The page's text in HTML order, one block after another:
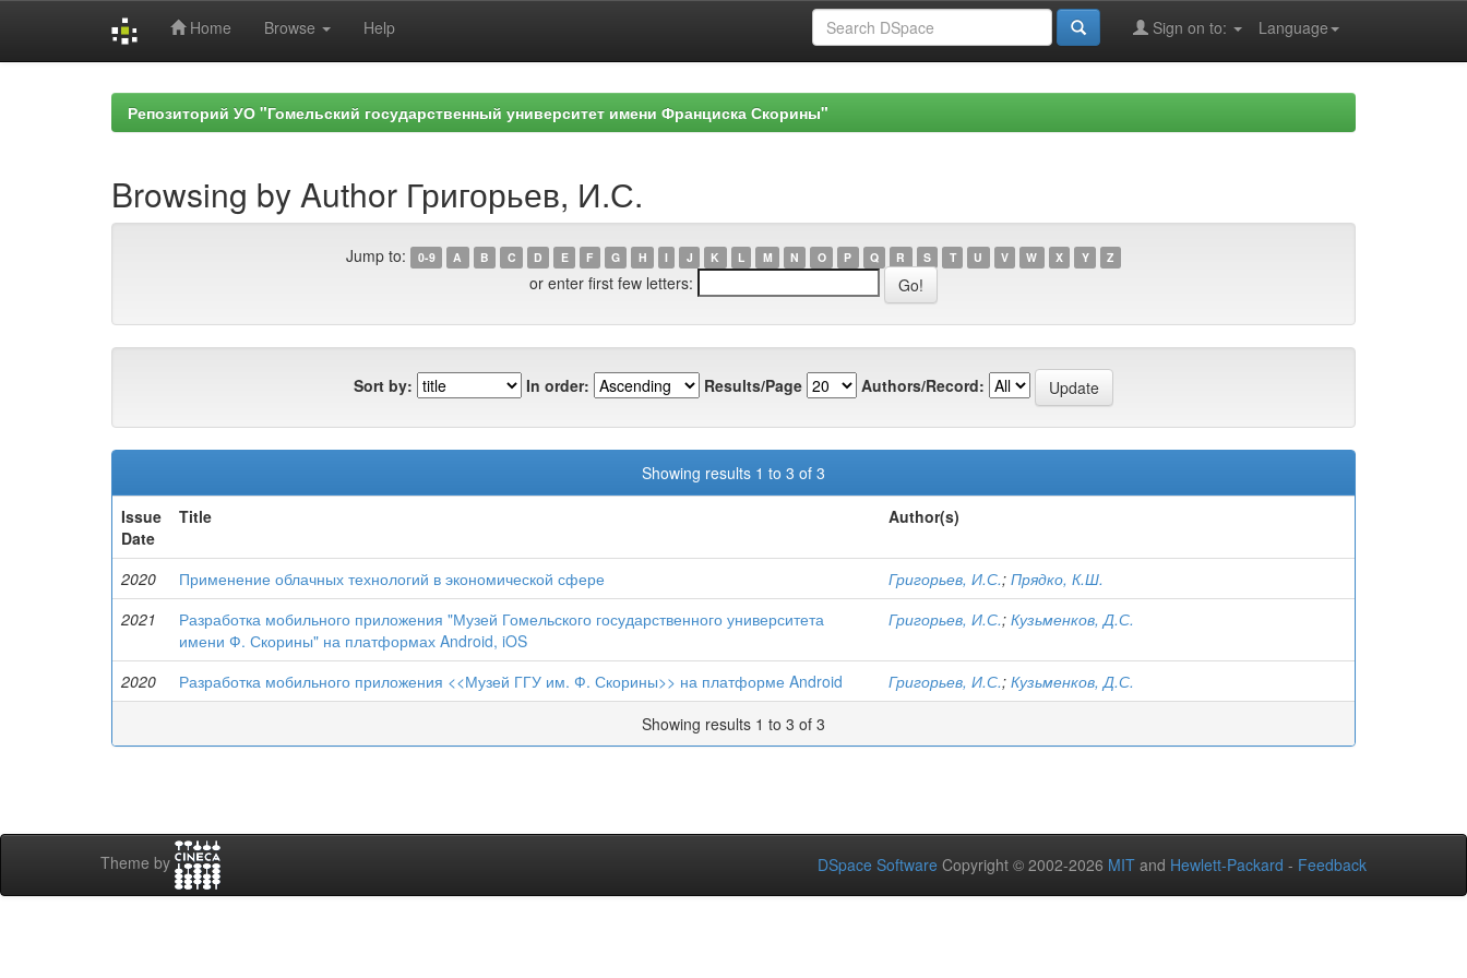
Home Browse Help Language
Sign on to:
Репозиторий УО "Гомельский государственный университет имени Франциска Скорины"
Browsing by Author Григорьев, И.С.
Jump to: 0-9 A B C D E F G H I J K L M N O P Q R S T U V W X Y Z
or enter first few letters:
Sort by: In order: Results/Page Authors/Record:
Showing results 1 to 3 of 3
Issue
Date
Title Author(s)
2020 Применение облачных технологий в экономической сфере Григорьев, И.С.; Прядко, К.Ш.
2021
Разработка мобильного приложения "Музей Гомельского государственного университета
имени Ф. Скорины" на платформах Android, iOS
Григорьев, И.С.; Кузьменков, Д.С.
2020 Разработка мобильного приложения <<Музей ГГУ им. Ф. Скорины>> на платформе Android Григорьев, И.С.; Кузьменков, Д.С.
Showing results 1 to 3 of 3
Theme by DSpace Software Copyright © 2002-2026 MIT and Hewlett-Packard - Feedback